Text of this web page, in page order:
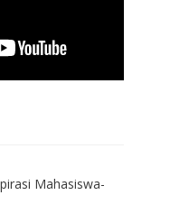
Mahasiswa-